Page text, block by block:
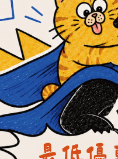
肉骨餅】滿漢全席套
餐組
NT$1,205 ~ NT$3,550
NT$6,472